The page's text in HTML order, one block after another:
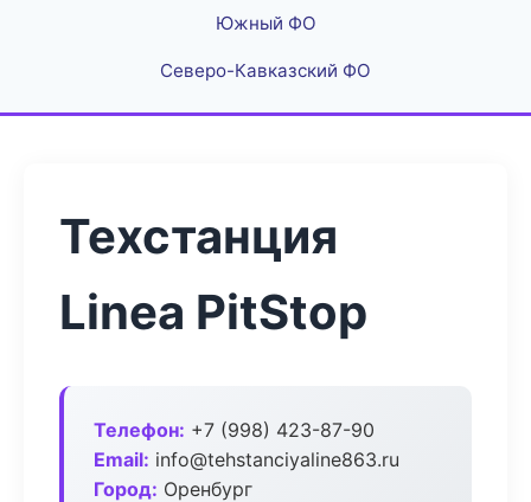
Южный ФО
Северо-Кавказский ФО
Техстанция
Linea PitStop
Телефон: +7 (998) 423-87-90
Email: info@tehstanciyaline863.ru
Город: Оренбург